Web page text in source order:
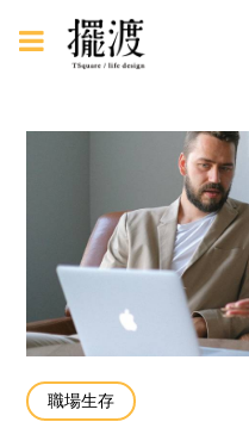
職場生存